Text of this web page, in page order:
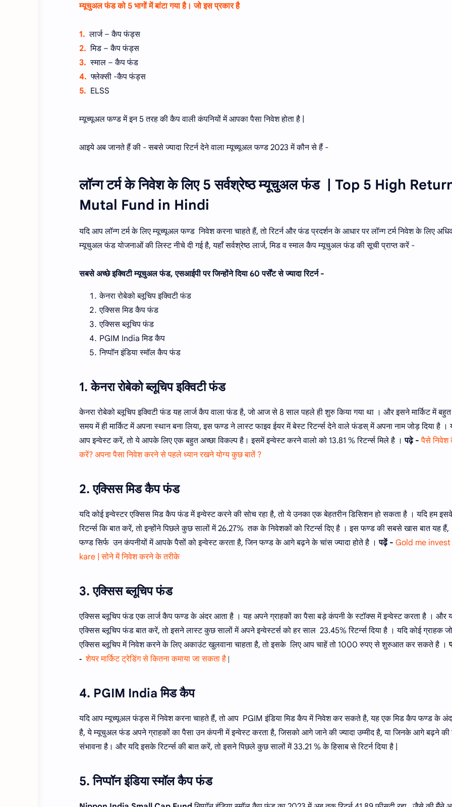
म्यूचुअल फंड को 5 भागों में बांटा गया है। जो इस प्रकार है
1. लार्ज – कैप फंड्स
2. मिड – कैप फंड्स
3. स्माल – कैप फंड
4.फ्लेक्सी -कैप फंड्स
5. ELSS
म्यूच्यूअल फण्ड में इन 5 तरह की कैप वाली कंपनियों में आपका पैसा निवेश होता है |
आइये अब जानते हैं की - सबसे ज्यादा रिटर्न देने वाला म्यूच्यूअल फण्ड 2023 में कौन से हैं -
लॉन्ग टर्म के निवेश के लिए 5 सर्वश्रेष्ठ म्यूचुअल फंड | Top 5 High
Mutal Fund in Hindi
यदि आप लॉन्ग टर्म के लिए म्यूच्यूअल फण्ड निवेश करना चाहते हैं, तो रिटर्न और फंड प्रदर्शन के आधार पर लॉन्ग टर्म निवेश के लिए
म्यूचुअल फंड योजनाओं की लिस्ट नीचे दी गई है, यहाँ सर्वश्रेष्ठ लार्ज, मिड व स्माल कैप म्यूचुअल फंड की सूची प्राप्त करें -
सबसे अच्छे इक्विटी म्यूचुअल फंड, एसआईपी पर जिन्होंने दिया 60 पर्सेंट से ज्यादा रिटर्न -
केनरा रोबेको ब्लूचिप इक्विटी फंड
एक्सिस मिड कैप फंड
एक्सिस ब्लूचिप फंड
PGIM India मिड कैप
निप्पॉन इंडिया स्मॉल कैप फंड
1. केनरा रोबेको ब्लूचिप इक्विटी फंड
केनरा रोबेको ब्लूचिप इक्विटी फंड यह लार्ज कैप वाला फंड है, जो आज से 8 साल पहले ही शुरु किया गया था । और इसने मार्किट में
समय में ही मार्किट में अपना स्थान बना लिया, इस फण्ड ने लास्ट फाइव ईयर में बेस्ट रिटर्न्स देने वाले फंडस् में अपना नाम जोड़ दिया है ।
आप इन्वेस्ट करें, तो ये आपके लिए एक बहुत अच्छा विकल्प है। इसमें इन्वेस्ट करने वालो को 13.81 % रिटर्न्स मिले है ।पढ़े - पैसे
करें? अपना पैसा निवेश करने से पहले ध्यान रखने योग्य कुछ बातें ?
2. एक्सिस मिड कैप फंड
यदि कोई इन्वेस्टर एक्सिस मिड कैप फंड में इन्वेस्ट करने की सोच रहा है, तो ये उनका एक बेहतरीन डिसिशन हो सकता है । यदि हम
रिटर्न्स कि बात करें, तो इन्होंने पिछले कुछ सालों में 26.27% तक के निवेशकों को रिटर्न्स दिए है । इस फण्ड की सबसे खास बात यह
फण्ड सिर्फ उन कंपनीयों में आपके पैसों को इन्वेस्ट करता है, जिन फण्ड के आगे बढ़ने के चांस ज्यादा होते है ।पढ़ें - Gold me
kare | सोने में निवेश करने के तरीके
3. एक्सिस ब्लूचिप फंड
एक्सिस ब्लूचिप फंड एक लार्ज कैप फण्ड के अंदर आता है । यह अपने ग्राहकों का पैसा बड़े कंपनी के स्टॉक्स में इन्वेस्ट करता है । और
एक्सिस ब्लूचिप फंड बात करें, तो इसने लास्ट कुछ सालों में अपने इन्वेस्टर्स को हर साल 23.45% रिटर्न्स दिया है । यदि कोई ग्राहक जो
एक्सिस ब्लूचिप में निवेश करने के लिए अकाउंट खुलवाना चाहता है, तो इसके लिए आप चाहें तो 1000 रुपए से शुरुआत कर सकते है ।
- शेयर मार्किट ट्रेडिंग से कितना कमाया जा सकता है |
4. PGIM India मिड कैप
यदि आप म्यूच्यूअल फंड्स में निवेश करना चाहते हैं, तो आप PGIM इंडिया मिड कैप में निवेश कर सकते है, यह एक मिड कैप फण्ड के
है, ये म्यूचुअल फंड अपने ग्राहकों का पैसा उन कंपनी में इन्वेस्ट करता है, जिसको आगे जाने की ज्यादा उम्मीद है, या जिनके आगे बढ़ने की
संभावना है। और यदि इसके रिटर्न्स की बात करें, तो इसने पिछले कुछ सालों में 33.21 % के हिसाब से रिटर्न दिया है |
5. निप्पॉन इंडिया स्मॉल कैप फंड